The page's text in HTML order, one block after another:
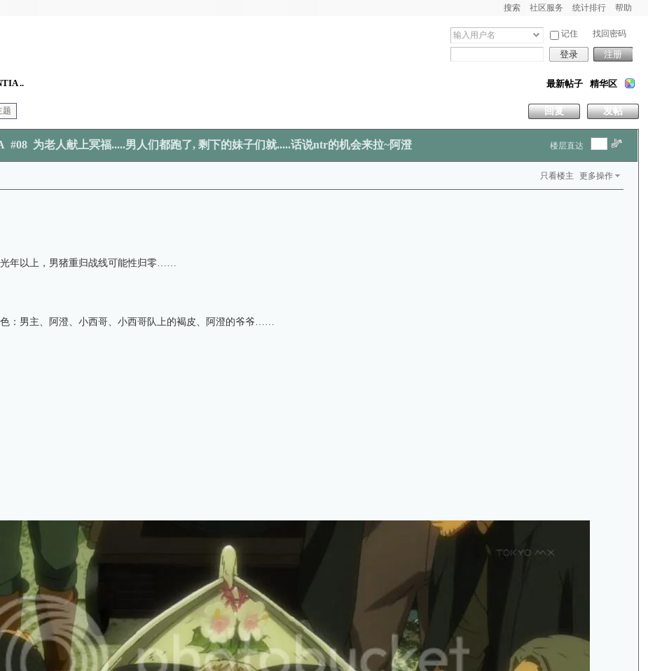
搜索 社区服务 统计排行 帮助
记住 找回密码
登录 注册
最新帖子 精华区
..
发帖
回复
题
为老人献上冥福.....男人们都跑了, 剩下的妹子们就.....话说ntr的机会来拉~阿澄 楼层直达
只看楼主 更多操作
光年以上，男猪重归战线可能性归零……
：男主、阿澄、小西哥、小西哥队上的褐皮、阿澄的爷爷……